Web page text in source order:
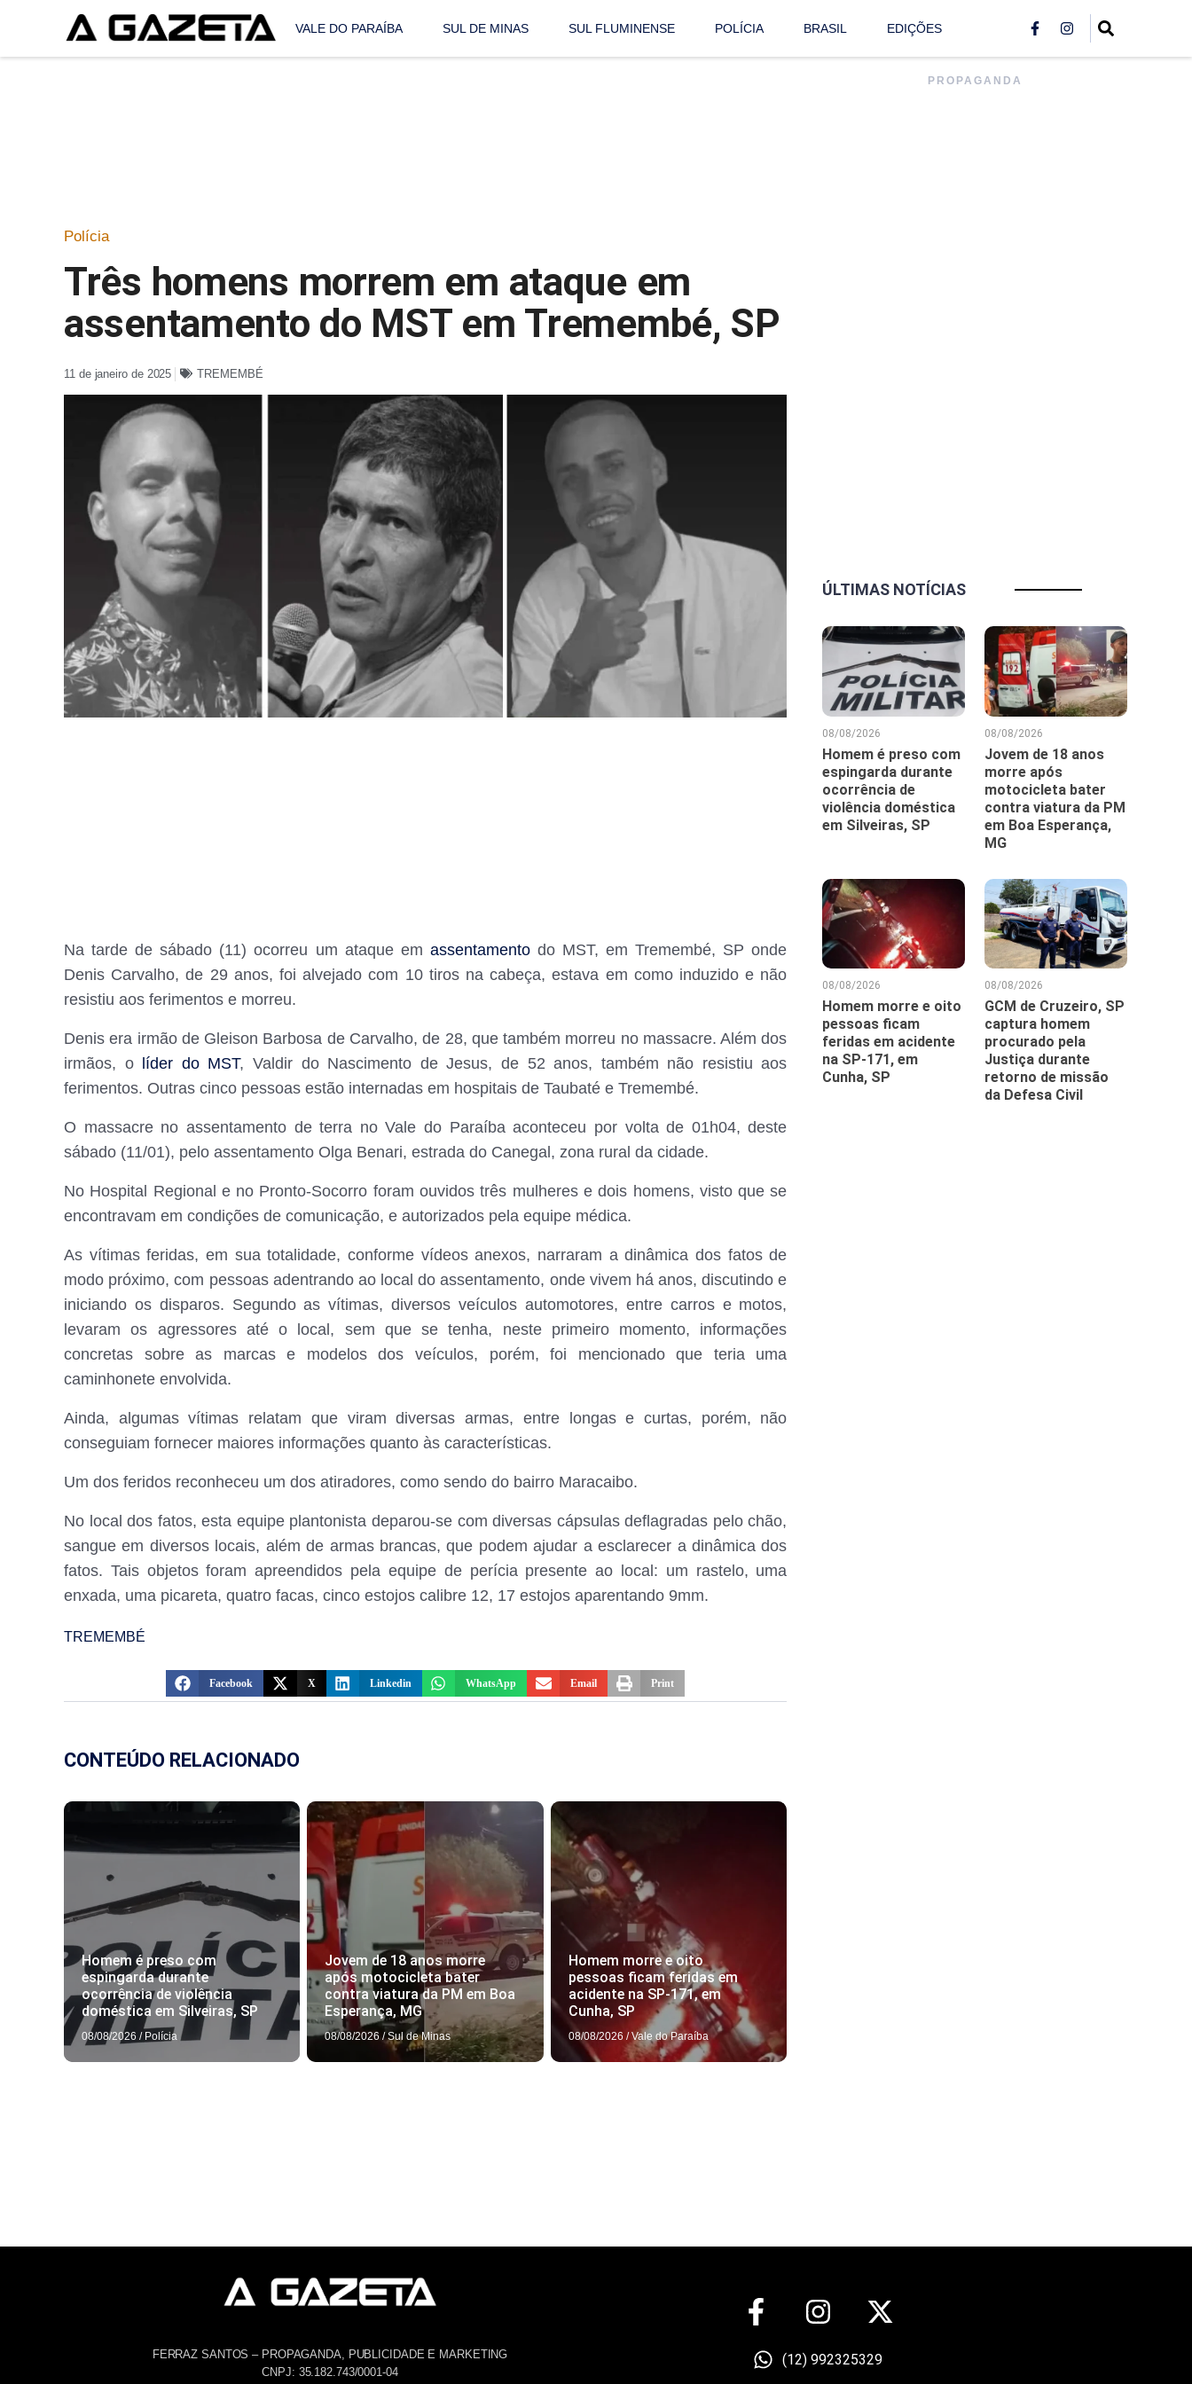
VALE DO PARAÍBA SUL DE MINAS SUL FLUMINENSE POLÍCIA BRASIL EDIÇÕES
Polícia
Três homens morrem em ataque em
assentamento do MST em Tremembé, SP
11 de janeiro de 2025 TREMEMBÉ
Na tarde de sábado (11) ocorreu um ataque em assentamentodo MST, em Tremembé, SP onde
Denis Carvalho, de 29 anos, foi alvejado com 10 tiros na cabeça, estava em como induzido e não
resistiu aos ferimentos e morreu.
Denis era irmão de Gleison Barbosa de Carvalho, de 28, que também morreu no massacre. Além dos
irmãos, o
líder do MST, Valdir do Nascimento de Jesus, de 52 anos, também não resistiu aos
ferimentos. Outras cinco pessoas estão internadas em hospitais de Taubaté e Tremembé.
O massacre no assentamento de terra no Vale do Paraíba aconteceu por volta de 01h04, deste
sábado (11/01), pelo assentamento Olga Benari, estrada do Canegal, zona rural da cidade.
No Hospital Regional e no Pronto-Socorro foram ouvidos três mulheres e dois homens, visto que se
encontravam em condições de comunicação, e autorizados pela equipe médica.
As vítimas feridas, em sua totalidade, conforme vídeos anexos, narraram a dinâmica dos fatos de
modo próximo, com pessoas adentrando ao local do assentamento, onde vivem há anos, discutindo e
iniciando os disparos. Segundo as vítimas, diversos veículos automotores, entre carros e motos,
levaram os agressores até o local, sem que se tenha, neste primeiro momento, informações
concretas sobre as marcas e modelos dos veículos, porém, foi mencionado que teria uma
caminhonete envolvida.
Ainda, algumas vítimas relatam que viram diversas armas, entre longas e curtas, porém, não
conseguiam fornecer maiores informações quanto às características.
Um dos feridos reconheceu um dos atiradores, como sendo do bairro Maracaibo.
No local dos fatos, esta equipe plantonista deparou-se com diversas cápsulas deflagradas pelo chão,
sangue em diversos locais, além de armas brancas, que podem ajudar a esclarecer a dinâmica dos
fatos. Tais objetos foram apreendidos pela equipe de perícia presente ao local: um rastelo, uma
enxada, uma picareta, quatro facas, cinco estojos calibre 12, 17 estojos aparentando 9mm.
TREMEMBÉ
Facebook X Linkedin WhatsApp Email Print
CONTEÚDO RELACIONADO
Homem é preso com
espingarda durante
ocorrência de violência
doméstica em Silveiras, SP
08/08/2026 / Polícia
Jovem de 18 anos morre
após motocicleta bater
contra viatura da PM em Boa
Esperança, MG
08/08/2026 / Sul de Minas
Homem morre e oito
pessoas ficam feridas em
acidente na SP-171, em
Cunha, SP
08/08/2026 / Vale do Paraíba
PROPAGANDA
ÚLTIMAS NOTÍCIAS
08/08/2026
Homem é preso com
espingarda durante
ocorrência de
violência doméstica
em Silveiras, SP
08/08/2026
Jovem de 18 anos
morre após
motocicleta bater
contra viatura da PM
em Boa Esperança,
MG
08/08/2026
Homem morre e oito
pessoas ficam
feridas em acidente
na SP-171, em
Cunha, SP
08/08/2026
GCM de Cruzeiro, SP
captura homem
procurado pela
Justiça durante
retorno de missão
da Defesa Civil
FERRAZ SANTOS – PROPAGANDA, PUBLICIDADE E MARKETING
CNPJ: 35.182.743/0001-04
(12) 992325329